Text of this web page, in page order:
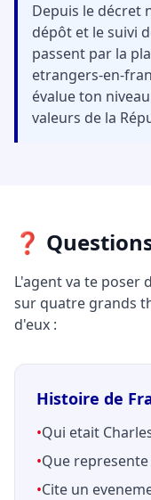
Depuis le décret
dépôt et le suivi
passent par la
etrangers-en-
évalue ton
valeurs de la
❓
L'agent va te poser
sur quatre grands
d'eux :
Histoire de
•Qui etait
•Que
•Cite un